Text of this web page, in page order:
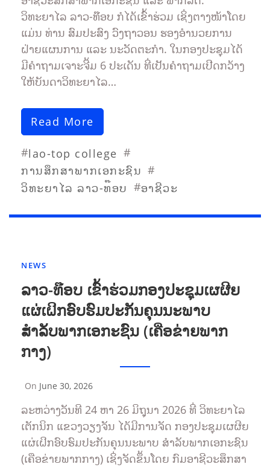
ວິທະຍາໄລ ລາວ-ທ໊ອບ ກໍໄດ້ເຂົ້າຮ່ວມ ເຊິ່ງຕາງໜ້າໂດຍ
ແມ່ນ ທ່ານ ສົມປະສົງ ວົງຖາວອນ ຮອງອຳນວຍການ
ຝ່າຍແຜນການ ແລະ ນະວັດຕະກຳ. ໃນກອງປະຊຸມໄດ້
ມີຄຳຖາມເຈາະຈີ້ມ 6 ປະເດັນ ທີ່ເປັນຄຳຖາມເປີດກວ້າງ
ໃຫ້ບັນດາວິທະຍາໄລ…
Read More
#lao-top college #
ການສຶກສາພາກເອກະຊົນ #
ວິທະຍາໄລ ລາວ-ທ໊ອບ #ອາຊີວະ
NEWS
ລາວ-ທ໊ອບ ເຂົ້າຮ່ວມກອງປະຊຸມເຜຜີຍ
ແຜ່ເຝິກອົບຮົມປະກັນຄຸນນະພາບ
ສຳລັບພາກເອກະຊົນ (ເຄືອຂ່າຍພາກ
ກາງ)
By
Sompasong
Vongthavone
On June 30, 2026
ລະຫວ່າງວັນທີ 24 ຫາ 26 ມິຖຸນາ 2026 ທີ່ ວິທະຍາໄລ
ເຕັກນິກ ແຂວງວຽງຈັນ ໄດ້ມີການຈັດ ກອງປະຊຸມເຜຜີຍ
ແຜ່ເຝິກອົບຮົມປະກັນຄຸນນະພາບ ສຳລັບພາກເອກະຊົນ
(ເຄືອຂ່າຍພາກກາງ) ເຊິ່ງຈັດຂຶ້ນໂດຍ ກົມອາຊີວະສຶກສາ